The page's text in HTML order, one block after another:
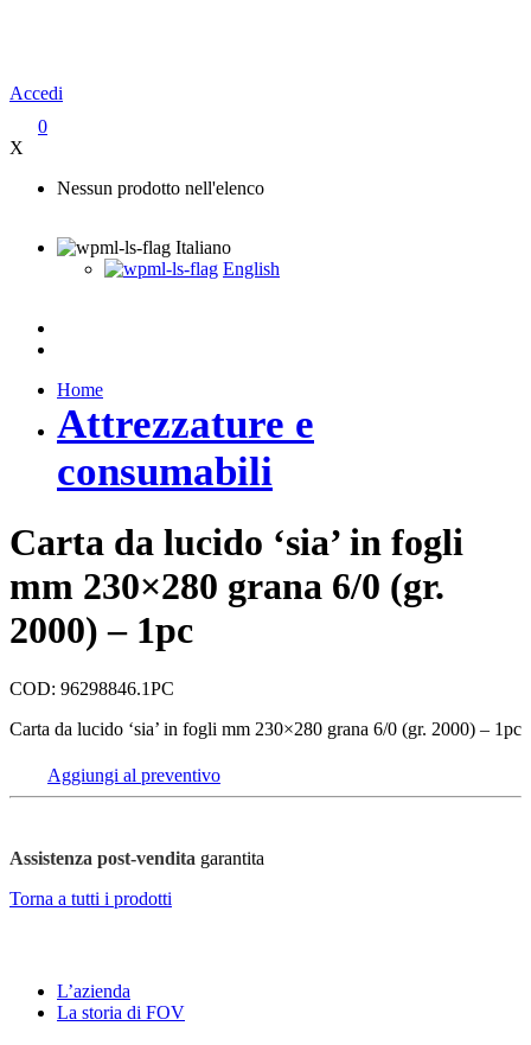
Accedi
0
X
Nessun prodotto nell'elenco
Italiano
English
Home
Attrezzature e
consumabili
Carta da lucido ‘sia’ in fogli
mm 230×280 grana 6/0 (gr.
2000) – 1pc
COD: 96298846.1PC
Carta da lucido ‘sia’ in fogli mm 230×280 grana 6/0 (gr. 2000) – 1pc
Aggiungi al preventivo
Assistenza post-vendita garantita
Torna a tutti i prodotti
L’azienda
La storia di FOV